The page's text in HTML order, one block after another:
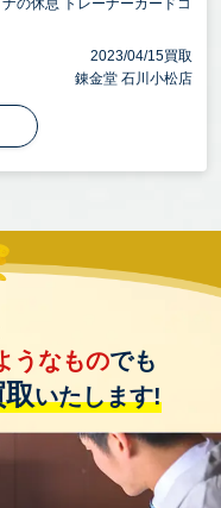
2023/04/15買取
錬金堂 石川小松店
うなものでも
いたします!